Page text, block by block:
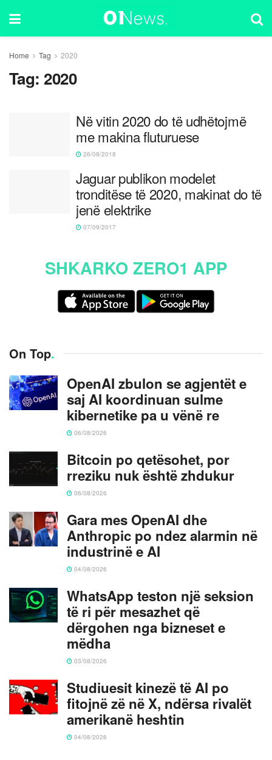
Home Tag 2020
Tag:2020
Në vitin 2020 do të udhëtojmë
me makina fluturuese
26/08/2018
Jaguar publikon modelet
tronditëse të 2020, makinat do të
jenë elektrike
07/09/2017
SHKARKO ZERO1 APP
On Top.
OpenAI zbulon se agjentët e
saj AI koordinuan sulme
kibernetike pa u vënë re
06/08/2026
Bitcoin po qetësohet, por
rreziku nuk është zhdukur
06/08/2026
Gara mes OpenAI dhe
Anthropic po ndez alarmin në
industrinë e AI
04/08/2026
WhatsApp teston një seksion
të ri për mesazhet që
dërgohen nga bizneset e
mëdha
03/08/2026
Studiuesit kinezë të AI po
fitojnë zë në X, ndërsa rivalët
amerikanë heshtin
04/08/2026